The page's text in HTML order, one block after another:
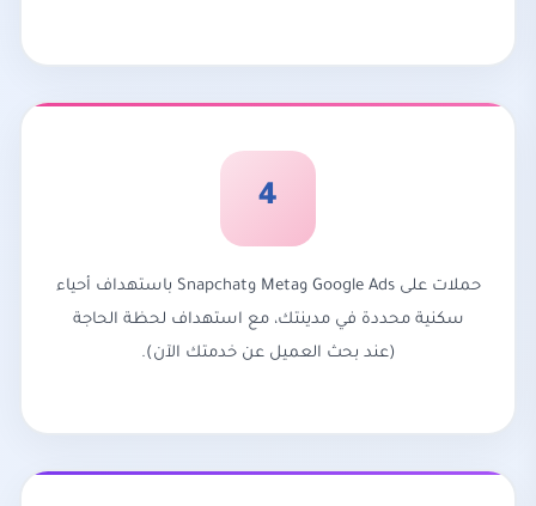
4
حملات على Google Ads وMeta وSnapchat باستهداف أحياء
سكنية محددة في مدينتك، مع استهداف لحظة الحاجة
(عند بحث العميل عن خدمتك الآن).